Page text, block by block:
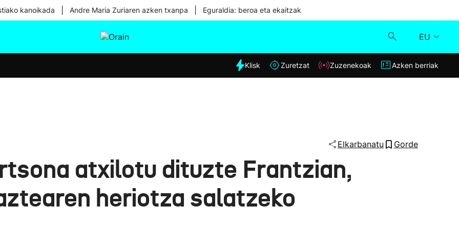
kanoikada Andre Maria Zuriaren azken txanpa Eguraldia: beroa eta ekaitzak
EU
Eguraldia
Klisk
Klisk Zuretzat Zuzenekoak Azken berriak
Elkarbanatu Gorde
atxilotu dituzte Frantzian,
heriotza salatzeko